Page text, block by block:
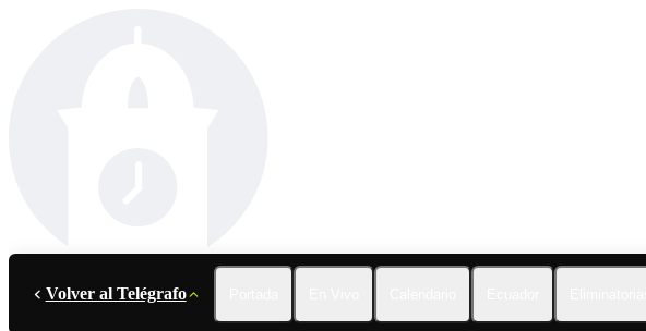
Volver al Telégrafo